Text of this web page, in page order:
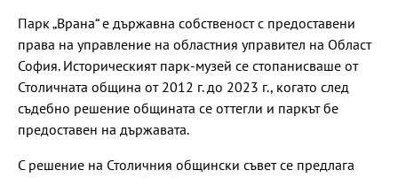
Парк „Врана“ е държавна собственост с предоставени
права на управление на областния управител на Област
София. Историческият парк-музей се стопанисваше от
Столичната община от 2012 г. до 2023 г., когато след
съдебно решение общината се оттегли и паркът бе
предоставен на държавата.
С решение на Столичния общински съвет се предлага